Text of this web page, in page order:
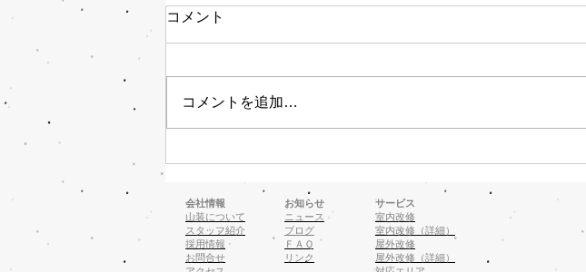
コメント
コメントを追加…
会社情報
山装について
スタッフ紹介
採用情報
お問合せ
お知らせ
ニュース
ブログ
ＦＡＱ
リンク
サービス
室内改修
室内改修（詳細）
屋外改修
屋外改修（詳細）